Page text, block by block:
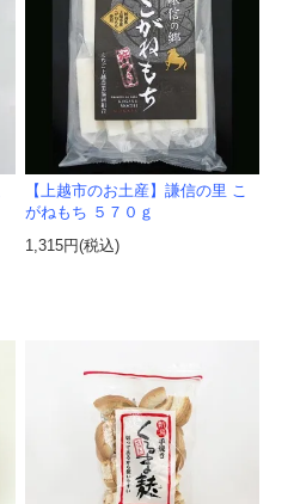
【上越市のお土産】謙信の里 こ
がねもち ５７０ｇ
1,315円(税込)